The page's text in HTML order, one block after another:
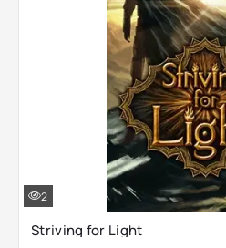
Striving for Light
2